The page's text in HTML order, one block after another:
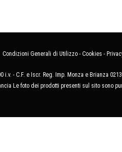
Condizioni Generali di Utilizzo - Cookies -
- C.F. e Iscr. Reg. Imp. Monza e Brianza
Le foto dei prodotti presenti sul sito sono